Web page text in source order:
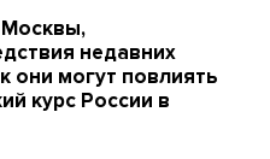
недавних
они могут повлиять
курс России в